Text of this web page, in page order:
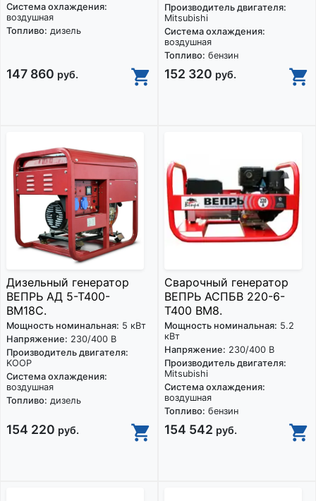
Система охлаждения:
воздушная
Топливо: дизель
147 860 руб.
Производитель двигателя:
Mitsubishi
Система охлаждения:
воздушная
Топливо: бензин
152 320 руб.
Дизельный генератор
ВЕПРЬ АД 5-Т400-
ВМ18С.
Мощность номинальная: 5 кВт
Напряжение: 230/400 В
Производитель двигателя:
KOOP
Система охлаждения:
воздушная
Топливо: дизель
154 220 руб.
Сварочный генератор
ВЕПРЬ АСПБВ 220-6-
Т400 ВМ8.
Мощность номинальная: 5.2
кВт
Напряжение: 230/400 В
Производитель двигателя:
Mitsubishi
Система охлаждения:
воздушная
Топливо: бензин
154 542 руб.